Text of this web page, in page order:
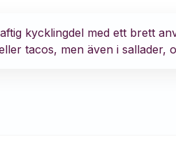
kycklingdel med ett brett
tacos, men även i sallader,